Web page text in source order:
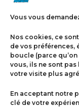
Vous vous
Nos cookies, ce
de vos préférences,
boucle (parce
vous, ils ne sont
votre visite plus
En acceptant notre
clé de votre